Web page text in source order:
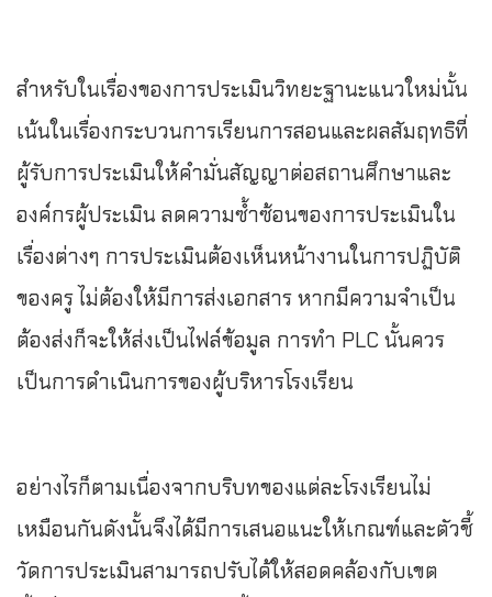
สำหรับในเรื่องของการประเมินวิทยะฐานะแนวใหม่นั้น
เน้นในเรื่องกระบวนการเรียนการสอนและผลสัมฤทธิที่
ผู้รับการประเมินให้คำมั่นสัญญาต่อสถานศึกษาและ
องค์กรผู้ประเมิน ลดความซ้ำซ้อนของการประเมินใน
เรื่องต่างๆ การประเมินต้องเห็นหน้างานในการปฏิบัติ
ของครู ไม่ต้องให้มีการส่งเอกสาร หากมีความจำเป็น
ต้องส่งก็จะให้ส่งเป็นไฟล์ข้อมูล การทำ PLC นั้นควร
เป็นการดำเนินการของผู้บริหารโรงเรียน
อย่างไรก็ตามเนื่องจากบริบทของแต่ละโรงเรียนไม่
เหมือนกันดังนั้นจึงได้มีการเสนอแนะให้เกณฑ์และตัวชี้
วัดการประเมินสามารถปรับได้ให้สอดคล้องกับเขต